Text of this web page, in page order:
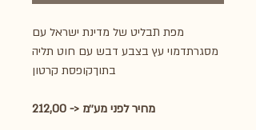
מפת תבליט של מדינת ישראל עם
מסגרתדמוי עץ בצבע דבש עם חוט תליה
בתוךקופסת קרטון
212,00 -> מחיר לפני מע׳׳מ